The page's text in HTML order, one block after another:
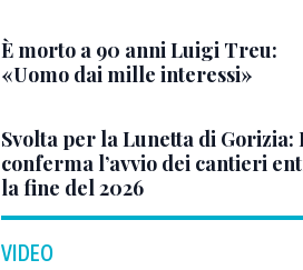
È morto a 90 anni Luigi Treu:
«Uomo dai mille interessi»
Svolta per la Lunetta di Gorizia:
conferma l’avvio dei cantieri
la fine del 2026
VIDEO